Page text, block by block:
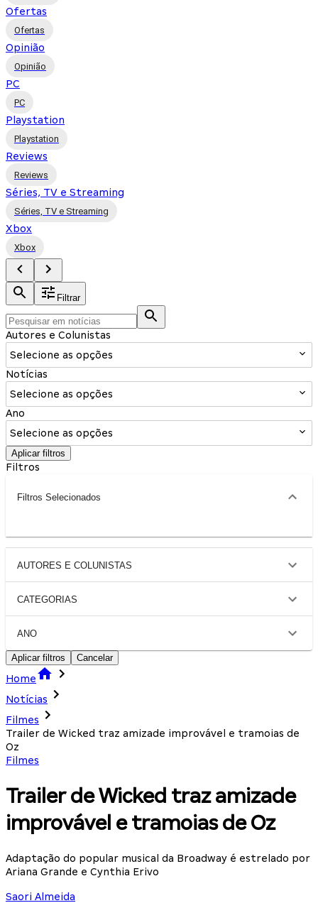
Ofertas
Ofertas
Opinião
Opinião
PC
PC
Playstation
Playstation
Reviews
Reviews
Séries, TV e Streaming
Séries, TV e Streaming
Xbox
Xbox
Filtrar
Autores e Colunistas
Selecione as opções
Notícias
Selecione as opções
Ano
Selecione as opções
Aplicar filtros
Filtros
Filtros Selecionados
AUTORES E COLUNISTAS
CATEGORIAS
ANO
Aplicar filtros Cancelar
Home
Notícias
Filmes
Trailer de Wicked traz amizade improvável e tramoias de
Oz
Filmes
Trailer de Wicked traz amizade
improvável e tramoias de Oz
Adaptação do popular musical da Broadway é estrelado por
Ariana Grande e Cynthia Erivo
Saori Almeida